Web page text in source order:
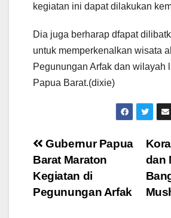
kegiatan ini dapat dilakukan
Dia juga berharap dfapat
untuk memperkenalkan wisata
Pegunungan Arfak dan wilayah
Papua Barat.(dixie)
Post
navigation
dan
Gubernur Papua
Barat Maraton
Kegiatan di
Pegunungan Arfak